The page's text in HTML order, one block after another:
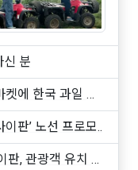
신 분
이판’ 노선 프로모..
판, 관광객 유치 마